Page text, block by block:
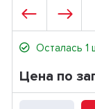
Осталась 1
Цена по